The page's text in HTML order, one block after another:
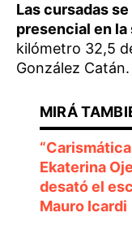
Las cursadas
presencial en la
kilómetro 32,5
González Catán.
Ekaterina
desató el
Mauro Icardi